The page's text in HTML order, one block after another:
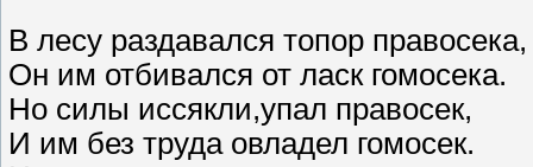
В лесу раздавался топор правосeка,
Он им отбивался от ласк гомoсeка.
Но силы иссякли,упал правосек,
И им без труда овладел гомосек.